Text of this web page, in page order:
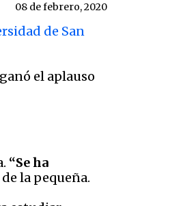
08 de febrero, 2020
de San
el aplauso
“Se ha
la pequeña.